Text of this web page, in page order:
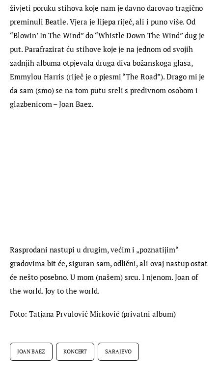
živjeti poruku stihova koje nam je davno darovao tragično
preminuli Beatle. Vjera je lijepa riječ, ali i puno više. Od
“Blowin’ In The Wind” do “Whistle Down The Wind” dug je
put. Parafrazirat ću stihove koje je na jednom od svojih
zadnjih albuma otpjevala druga diva božanskoga glasa,
Emmylou Harris (riječ je o pjesmi “The Road”). Drago mi je
da sam (smo) se na tom putu sreli s predivnom osobom i
glazbenicom – Joan Baez.
Rasprodani nastupi u drugim, većim i „poznatijim“
gradovima bit će, siguran sam, odlični, ali ovaj nastup ostat
će nešto posebno. U mom (našem) srcu. I njenom. Joan of
the world. Joy to the world.
Foto: Tatjana Prvulović Mirković (privatni album)
JOAN BAEZ KONCERT SARAJEVO